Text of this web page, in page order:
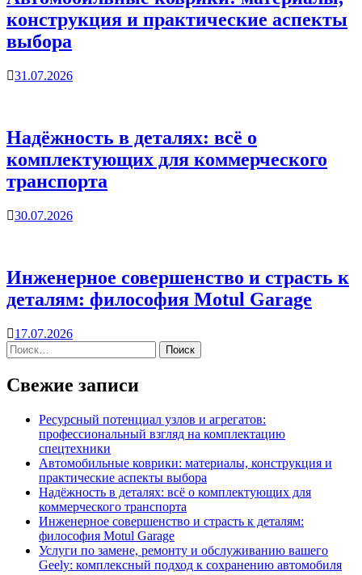
конструкция и практические аспекты
выбора
31.07.2026
Надёжность в деталях: всё о
комплектующих для коммерческого
транспорта
30.07.2026
Инженерное совершенство и страсть к
деталям: философия Motul Garage
17.07.2026
Свежие записи
Ресурсный потенциал узлов и агрегатов:
профессиональный взгляд на комплектацию
спецтехники
Автомобильные коврики: материалы, конструкция и
практические аспекты выбора
Надёжность в деталях: всё о комплектующих для
коммерческого транспорта
Инженерное совершенство и страсть к деталям:
философия Motul Garage
Услуги по замене, ремонту и обслуживанию вашего
Geely: комплексный подход к сохранению автомобиля